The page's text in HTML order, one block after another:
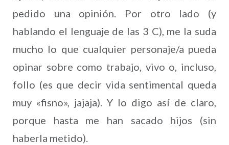
pedido una opinión. Por otro lado (y
hablando el lenguaje de las 3 C), me la suda
mucho lo que cualquier personaje/a pueda
opinar sobre como trabajo, vivo o, incluso,
follo (es que decir vida sentimental queda
muy «fisno», jajaja). Y lo digo así de claro,
porque hasta me han sacado hijos (sin
haberla metido).